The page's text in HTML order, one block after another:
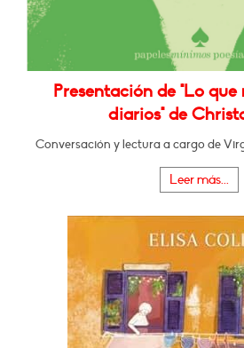
Presentación de "Lo que
diarios" de
Conversación y lectura a cargo de
Leer más...